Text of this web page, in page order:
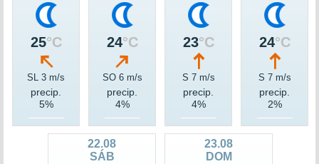
25°C
SL 3 m/s
precip.
5%
24°C
SO 6 m/s
precip.
4%
23°C
S 7 m/s
precip.
4%
24°C
S 7 m/s
precip.
2%
22.08
SÁB
23.08
DOM